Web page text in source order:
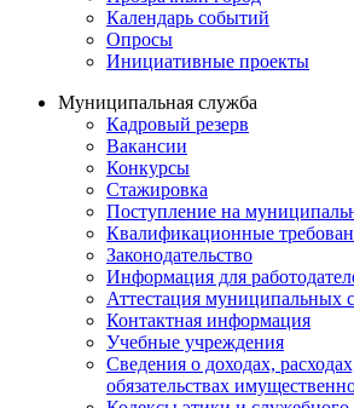
Календарь событий
Опросы
Инициативные проекты
Муниципальная служба
Кадровый резерв
Вакансии
Конкурсы
Стажировка
Поступление на
Квалификационные
Законодательство
Информация для
Аттестация муниципальных
Контактная информация
Учебные учреждения
Сведения о доходах,
обязательствах